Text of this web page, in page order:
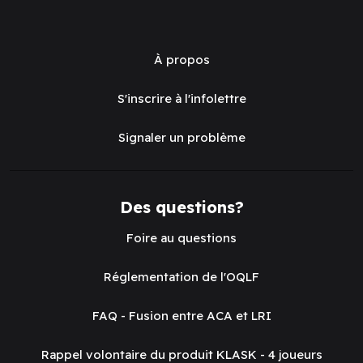
À propos
S'inscrire à l'infolettre
Signaler un problème
Des questions?
Foire au questions
Réglementation de l'OQLF
FAQ - Fusion entre ACA et LRI
Rappel volontaire du produit KLASK - 4 joueurs